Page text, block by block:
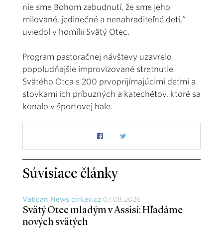
nie sme Bohom zabudnutí, že sme jeho
milované, jedinečné a nenahraditeľné deti,“
uviedol v homílii Svätý Otec.
Program pastoračnej návštevy uzavrelo
popoludňajšie improvizované stretnutie
Svätého Otca s 200 prvoprijímajúcimi deťmi a
stovkami ich príbuzných a katechétov, ktoré sa
konalo v športovej hale.
Súvisiace články
Vatican News cirkev.cz 07.08.2026
Svätý Otec mladým v Assisi: Hľadáme
nových svätých